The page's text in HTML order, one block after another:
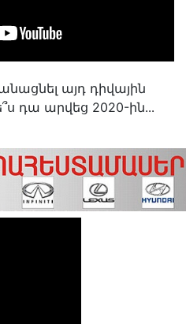
այդ դիվային
դա արվեց 2020-ին․․․